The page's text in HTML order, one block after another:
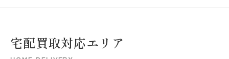
宅配買取対応エ リ ア